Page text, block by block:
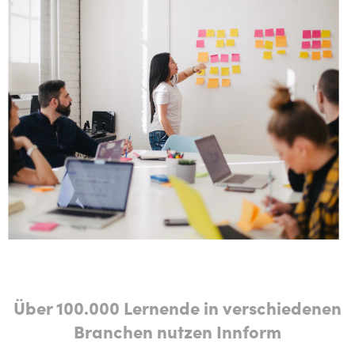
Über 100.000 Lernende in verschiedenen
Branchen nutzen Innform